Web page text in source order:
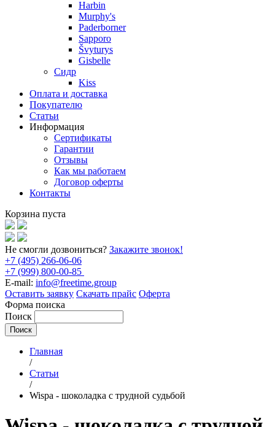
Harbin
Murphy's
Paderborner
Sapporo
Švyturys
Gisbelle
Сидр
Kiss
Оплата и доставка
Покупателю
Статьи
Информация
Сертификаты
Гарантии
Отзывы
Как мы работаем
Договор оферты
Контакты
Корзина пуста
Не смогли дозвониться? Закажите звонок!
+7 (495) 266-06-06
+7 (999) 800-00-85
E-mail: info@freetime.group
Оставить заявку Скачать прайс Оферта
Форма поиска
Поиск
Главная
/
Статьи
/
Wispa - шоколадка с трудной судьбой